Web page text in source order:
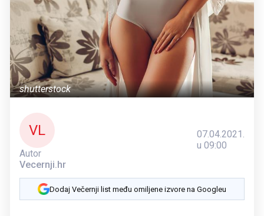
shutterstock
VL
Autor
Vecernji.hr
07.04.2021.
u 09:00
Dodaj Večernji list među omiljene izvore na Googleu